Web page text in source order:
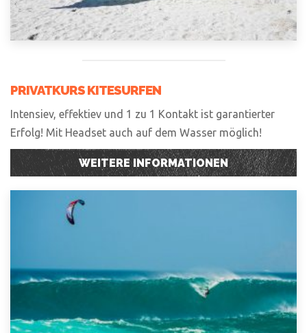
PRIVATKURS KITESURFEN
Intensiev, effektiev und 1 zu 1 Kontakt ist garantierter
Erfolg! Mit Headset auch auf dem Wasser möglich!
WEITERE INFORMATIONEN